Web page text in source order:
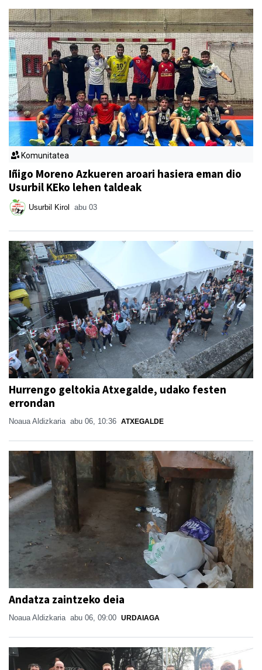
Komunitatea
Iñigo Moreno Azkueren aroari hasiera eman dio
Usurbil KEko lehen taldeak
Usurbil Kirol abu 03
Hurrengo geltokia Atxegalde, udako festen
errondan
Noaua Aldizkaria abu 06, 10:36 ATXEGALDE
Andatza zaintzeko deia
Noaua Aldizkaria abu 06, 09:00 URDAIAGA